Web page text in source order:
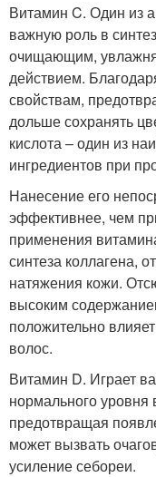
Витамин C. Один из
важную роль в
очищающим,
действием.
свойствам,
дольше сохранять
кислота – один из
ингредиентов при
Нанесение его
эффективнее, чем
применения
синтеза коллагена,
натяжения кожи.
высоким
положительно
волос.
Витамин D. Играет
нормального
предотвращая
может вызвать
усиление себореи.